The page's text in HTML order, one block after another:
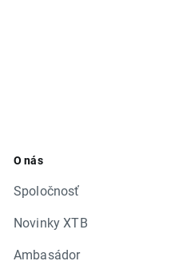
O nás
Spoločnosť
Novinky XTB
Ambasádor